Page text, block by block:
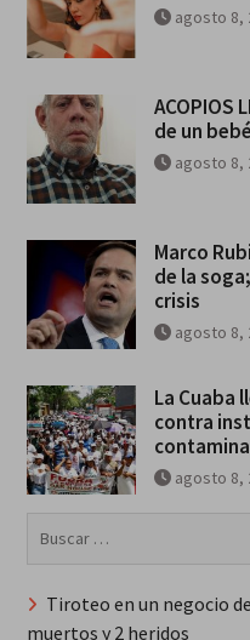
agosto 8,
ACOPIOS
de un bebé
agosto 8,
Marco
de la
crisis
agosto 8,
La Cuaba
contra
agosto 8,
Tiroteo en un negocio
muertos y 2 heridos